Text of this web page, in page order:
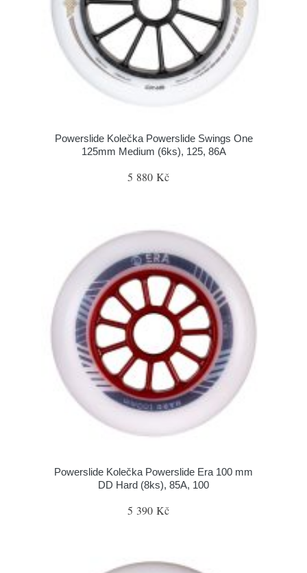
Powerslide Kolečka Powerslide Swings One
125mm Medium (6ks), 125, 86A
5 880 Kč
Powerslide Kolečka Powerslide Era 100 mm
DD Hard (8ks), 85A, 100
5 390 Kč